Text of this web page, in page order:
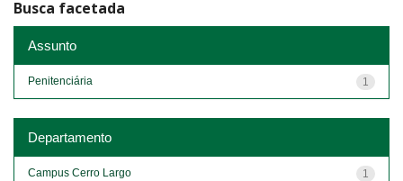
Busca facetada
Assunto
1
Penitenciária
Departamento
1
Campus Cerro Largo